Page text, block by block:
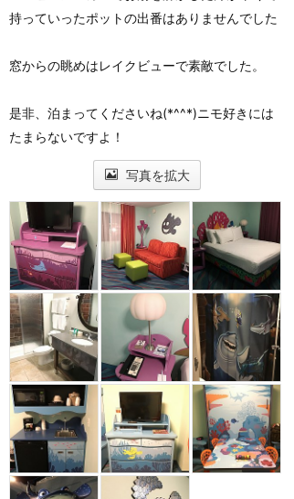
持っていったポットの出番はありませんでした
窓からの眺めはレイクビューで素敵でした。
是非、泊まってくださいね(*^^*)ニモ好きには
たまらないですよ！
写真を拡大